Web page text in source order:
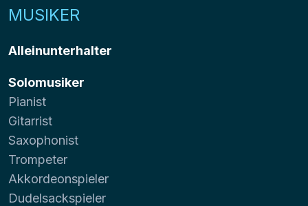
MUSIKER
Alleinunterhalter
Solomusiker
Pianist
Gitarrist
Saxophonist
Trompeter
Akkordeonspieler
Dudelsackspieler